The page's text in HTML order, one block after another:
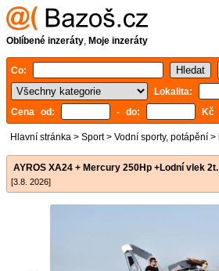
Oblíbené inzeráty, Moje inzeráty
Co:
Lokalita:
Cena od:
- do: Kč
Hlavní stránka > Sport> Vodní sporty, potápění >
AYROS XA24 + Mercury 250Hp +Lodní vlek 2t.
[3.8. 2026]